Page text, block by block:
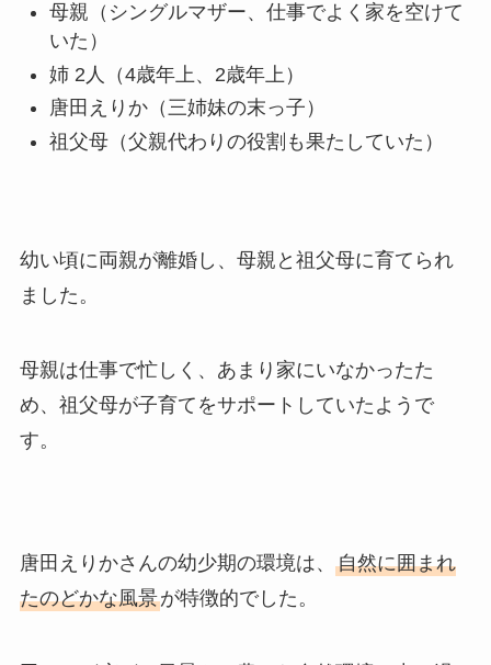
母親（シングルマザー、仕事でよく家を空けて
いた）
姉 2人（4歳年上、2歳年上）
唐田えりか（三姉妹の末っ子）
祖父母（父親代わりの役割も果たしていた）
幼い頃に両親が離婚し、母親と祖父母に育てられ
ました。
母親は仕事で忙しく、あまり家にいなかったた
め、祖父母が子育てをサポートしていたようで
す。
唐田えりかさんの幼少期の環境は、 自然に囲まれ
たのどかな風景が特徴的でした。